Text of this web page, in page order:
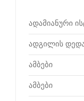
ადამიანური
ადგილის
ამბები
ამბები